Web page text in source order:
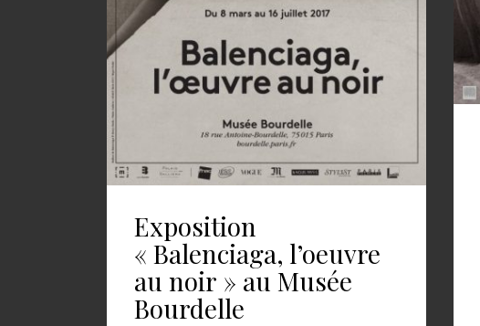
Exposition
« Balenciaga, l’oeuvre
au noir » au Musée
Bourdelle